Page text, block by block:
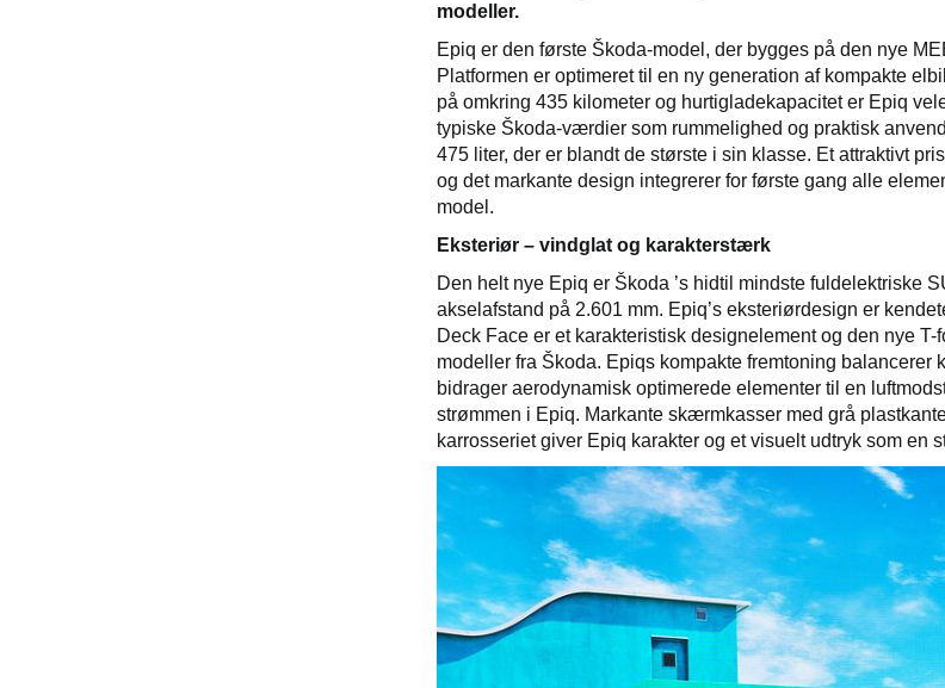
modeller.
Epiq er den første Škoda-model, der bygges på den nye
Platformen er optimeret til en ny generation af kompakte
på omkring 435 kilometer og hurtigladekapacitet er Epiq
typiske Škoda-værdier som rummelighed og praktisk
475 liter, der er blandt de største i sin klasse. Et attraktivt
og det markante design integrerer for første gang alle
model.
Eksteriør – vindglat og karakterstærk
Den helt nye Epiq er Škoda ’s hidtil mindste fuldelektriske
akselafstand på 2.601 mm. Epiq’s eksteriørdesign er
Deck Face er et karakteristisk designelement og den nye
modeller fra Škoda. Epiqs kompakte fremtoning
bidrager aerodynamisk optimerede elementer til en
strømmen i Epiq. Markante skærmkasser med grå
karrosseriet giver Epiq karakter og et visuelt udtryk som en